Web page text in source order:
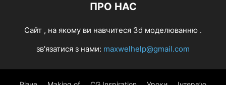
ПРО НАС
Cайт , на якому ви навчитеся 3d моделюванню .
зв'язатися з нами: maxwelhelp@gmail.com